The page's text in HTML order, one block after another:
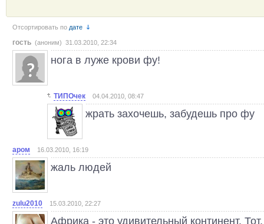
Отсортировать по дате
гость (аноним) 31.03.2010, 22:34
нога в луже крови фу!
ТИПОчек 04.04.2010, 08:47
жрать захочешь, забудешь про фу
аром 16.03.2010, 16:19
жаль людей
zulu2010 15.03.2010, 22:27
Африка - это удивительный континент.